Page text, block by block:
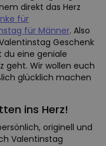
direkt das Herz
für
für Männer. Also
Geschenk
eine geniale
geht. Wir wollen euch
glücklich machen
ins Herz!
originell und
Valentinstag